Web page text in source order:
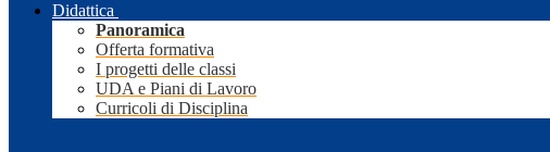
Didattica
Panoramica
Offerta formativa
I progetti delle classi
UDA e Piani di Lavoro
Curricoli di Disciplina